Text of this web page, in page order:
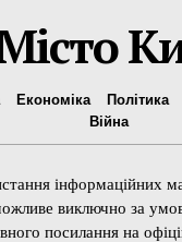
Економіка Політика
Війна
інформаційних
виключно за
посилання на